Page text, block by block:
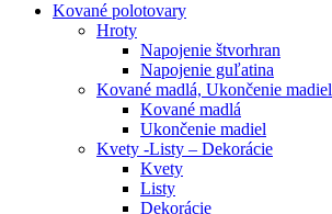
Kované polotovary
Hroty
Napojenie štvorhran
Napojenie guľatina
Kované madlá, Ukončenie madiel
Kované madlá
Ukončenie madiel
Kvety -Listy – Dekorácie
Kvety
Listy
Dekorácie